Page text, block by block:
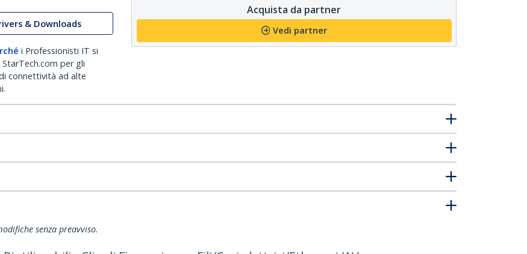
& Downloads
i Professionisti IT si
per gli
connettività ad alte
Acquista da partner
Vedi partner
senza preavviso.